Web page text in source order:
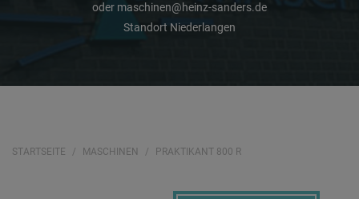
oder maschinen@heinz-sanders.de
Standort Niederlangen
STARTSEITE MASCHINEN PRAKTIKANT 800 R